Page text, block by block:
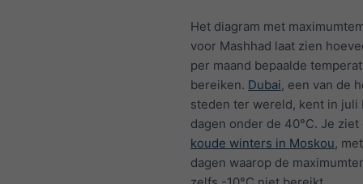
Het diagram met
voor Mashhad laat zien
per maand bepaalde
bereiken. Dubai, een van de
steden ter wereld, kent in juli
dagen onder de 40°C. Je ziet
koude winters in Moskou,
dagen waarop de